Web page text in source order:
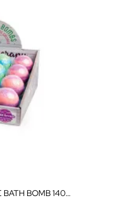
IDC INSTITUTE MULTICOLORE BATH BOMB 140 GR